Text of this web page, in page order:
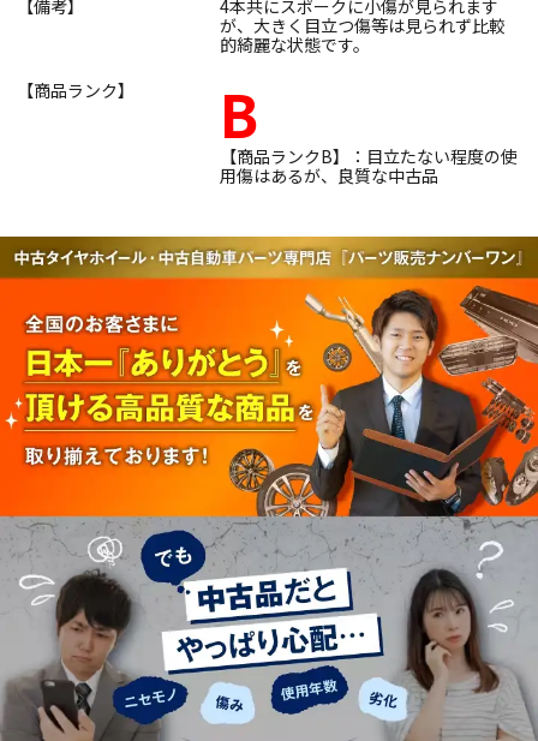
【備考】
4本共にスポークに小傷が見られます
が、大きく目立つ傷等は見られず比較
的綺麗な状態です。
【商品ランク】
B
【商品ランクB】：目立たない程度の使
用傷はあるが、良質な中古品